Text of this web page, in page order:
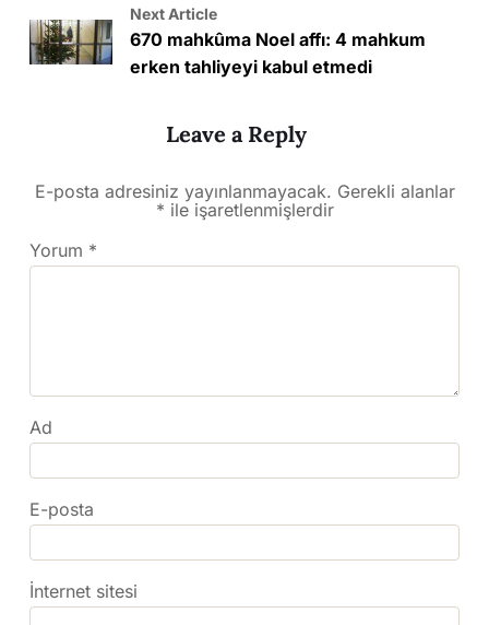
Next Article
670 mahkûma Noel affı: 4 mahkum
erken tahliyeyi kabul etmedi
Leave a Reply
E-posta adresiniz yayınlanmayacak. Gerekli alanlar
* ile işaretlenmişlerdir
Yorum *
Ad
E-posta
İnternet sitesi